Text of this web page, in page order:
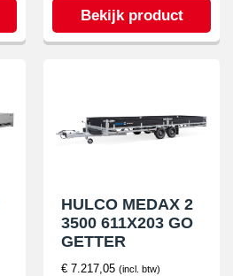
Bekijk product
HULCO MEDAX 2
3500 611X203 GO
GETTER
€ 7.217,05 (incl. btw)